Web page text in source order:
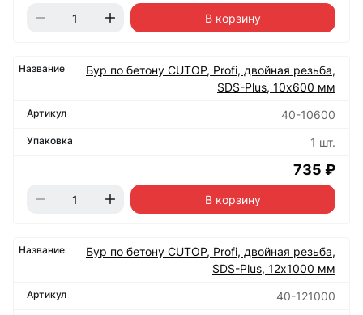
В корзину
Бур по бетону CUTOP, Profi, двойная резьба,
SDS-Plus, 10х600 мм
40-10600
1 шт.
735 ₽
В корзину
Бур по бетону CUTOP, Profi, двойная резьба,
SDS-Plus, 12х1000 мм
40-121000